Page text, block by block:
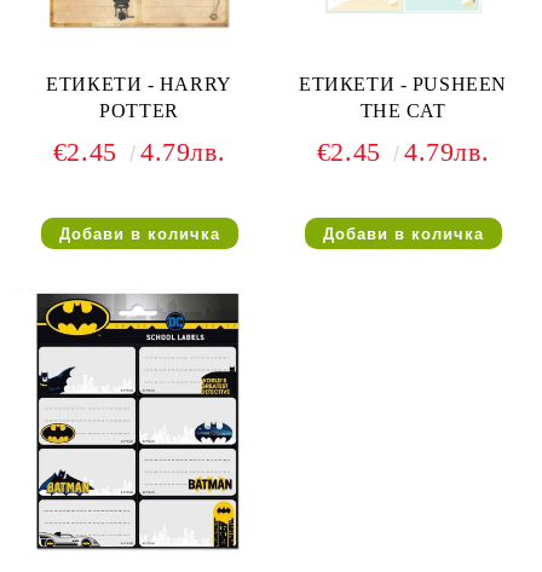
ЕТИКЕТИ - HARRY
POTTER
€2.45 4.79лв.
ЕТИКЕТИ - PUSHEEN
THE CAT
€2.45 4.79лв.